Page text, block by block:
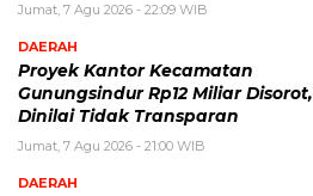
Jumat, 7 Agu 2026 - 22:09 WIB
DAERAH
Proyek Kantor Kecamatan
Gunungsindur Rp12 Miliar Disorot,
Dinilai Tidak Transparan
Jumat, 7 Agu 2026 - 21:00 WIB
DAERAH